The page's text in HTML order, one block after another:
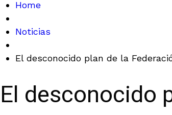
Home
Noticias
El desconocido plan de la
El desconocido